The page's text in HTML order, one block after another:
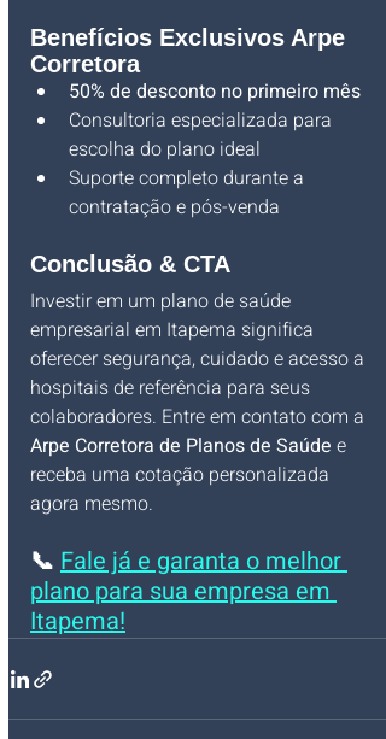
Benefícios Exclusivos Arpe
Corretora
50% de desconto no primeiro mês
Consultoria especializada para
escolha do plano ideal
Suporte completo durante a
contratação e pós-venda
Conclusão & CTA
Investir em um plano de saúde
empresarial em Itapema significa
oferecer segurança, cuidado e acesso a
hospitais de referência para seus
colaboradores. Entre em contato com a
Arpe Corretora de Planos de Saúde e
receba uma cotação personalizada
agora mesmo.
📞 Fale já e garanta o melhor
plano para sua empresa em
Itapema!